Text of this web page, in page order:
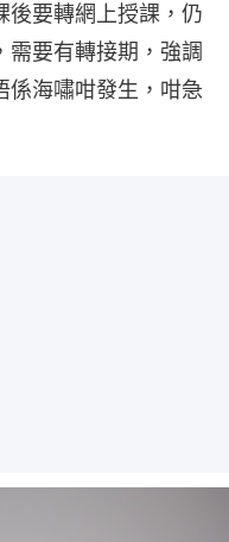
後要轉網上授課，仍
需要有轉接期，強調
係海嘯咁發生，咁急